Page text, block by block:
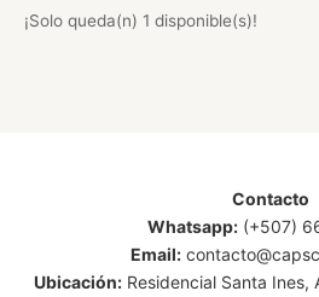
¡Solo queda(n) 1 disponible(s)!
Contacto
Whatsapp: (+507)
Email:
Ubicación:Residencial Santa Ines,